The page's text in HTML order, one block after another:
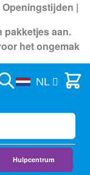
Openingstijden |
pakketjes aan.
het ongemak
Hulpcentrum
Search NL Cart